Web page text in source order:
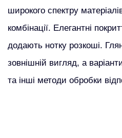
широкого спектру
комбінації. Елегантні
додають нотку розкоші.
зовнішній вигляд, а
та інші методи обробки